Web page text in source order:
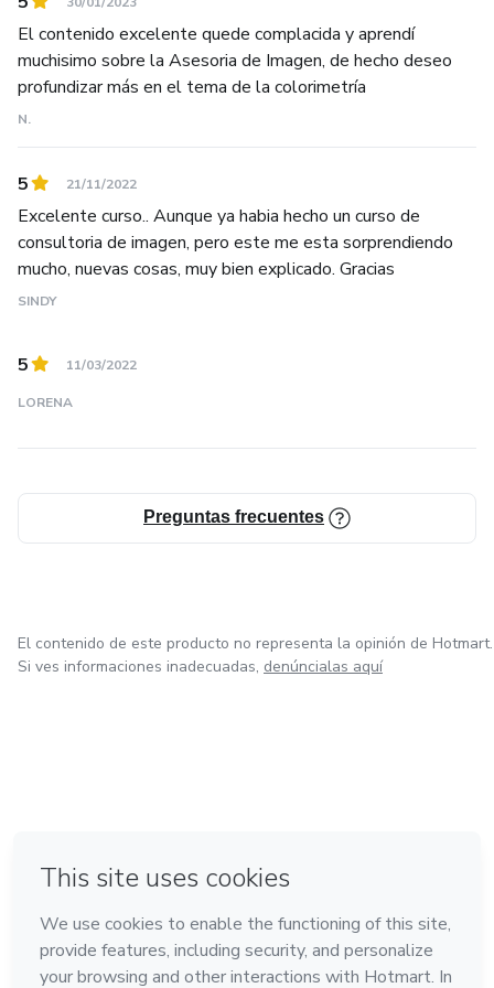
especializarte en las áreas que más te apasionen.
¡Bienvenid@s!
El contenido excelente quede complacida y aprendí
muchisimo sobre la Asesoria de Imagen, de hecho deseo
profundizar más en el tema de la colorimetría
N.
5 21/11/2022
Excelente curso.. Aunque ya habia hecho un curso de
consultoria de imagen, pero este me esta sorprendiendo
mucho, nuevas cosas, muy bien explicado. Gracias
SINDY
5 11/03/2022
LORENA
Preguntas frecuentes
El contenido de este producto no representa la opinión de Hotmart.
Si ves informaciones inadecuadas, denúncialas aquí
Hecho con❤ en Belo Horizonte